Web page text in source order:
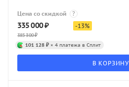
Цена со скидкой ?
335 000₽
385 300₽
-13%
101 128 ₽ × 4 платежа в Сплит
В КОРЗИНУ